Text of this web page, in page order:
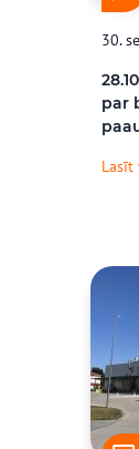
30.
par
Lasīt